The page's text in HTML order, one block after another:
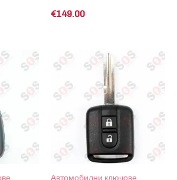
€149.00
Автомобилни ключове